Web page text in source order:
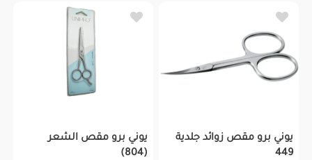
يوني برو مقص زوائد جلدية
449
يوني برو مقص الشعر
(804)